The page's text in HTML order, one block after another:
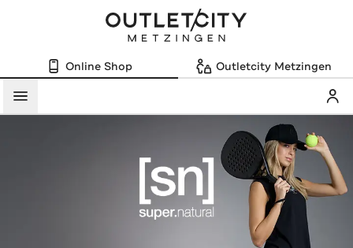
Online Shop Outletcity Metzingen
Menü